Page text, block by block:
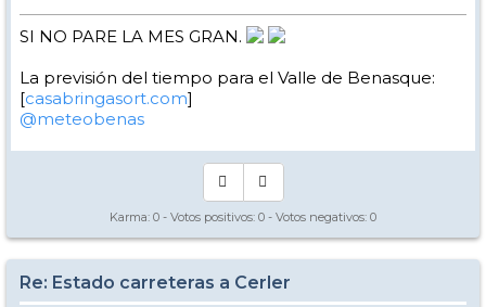
SI NO PARE LA MES GRAN.
La previsión del tiempo para el Valle de Benasque:
[casabringasort.com]
@meteobenas
Karma: 0 - Votos positivos: 0 - Votos negativos: 0
Re: Estado carreteras a Cerler